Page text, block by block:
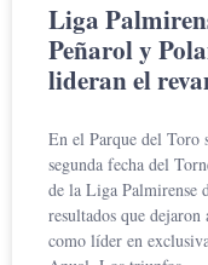
Liga
Peñarol y
lideran el
En el Parque del Toro
segunda fecha del
de la Liga Palmirense
resultados que dejaron
como líder en